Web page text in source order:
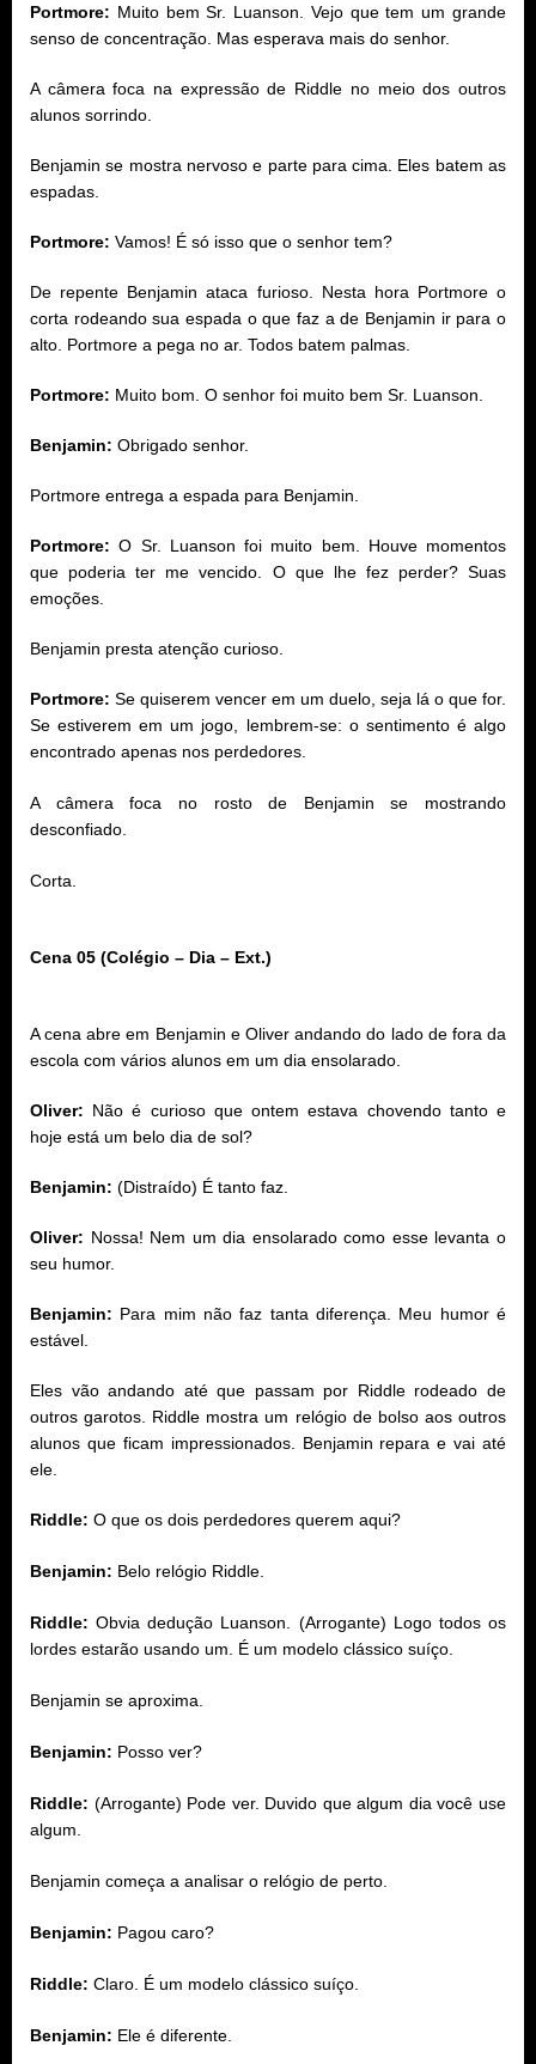
Portmore: Muito bem Sr. Luanson. Vejo que tem um grande
senso de concentração. Mas esperava mais do senhor.
A câmera foca na expressão de Riddle no meio dos outros
alunos sorrindo.
Benjamin se mostra nervoso e parte para cima. Eles batem as
espadas.
Portmore: Vamos! É só isso que o senhor tem?
De repente Benjamin ataca furioso. Nesta hora Portmore o
corta rodeando sua espada o que faz a de Benjamin ir para o
alto. Portmore a pega no ar. Todos batem palmas.
Portmore: Muito bom. O senhor foi muito bem Sr. Luanson.
Benjamin: Obrigado senhor.
Portmore entrega a espada para Benjamin.
Portmore: O Sr. Luanson foi muito bem. Houve momentos
que poderia ter me vencido. O que lhe fez perder? Suas
emoções.
Benjamin presta atenção curioso.
Portmore: Se quiserem vencer em um duelo, seja lá o que for.
Se estiverem em um jogo, lembrem-se: o sentimento é algo
encontrado apenas nos perdedores.
A câmera foca no rosto de Benjamin se mostrando
desconfiado.
Corta.
Cena 05 (Colégio – Dia – Ext.)
A cena abre em Benjamin e Oliver andando do lado de fora da
escola com vários alunos em um dia ensolarado.
Oliver: Não é curioso que ontem estava chovendo tanto e
hoje está um belo dia de sol?
Benjamin: (Distraído) É tanto faz.
Oliver: Nossa! Nem um dia ensolarado como esse levanta o
seu humor.
Benjamin: Para mim não faz tanta diferença. Meu humor é
estável.
Eles vão andando até que passam por Riddle rodeado de
outros garotos. Riddle mostra um relógio de bolso aos outros
alunos que ficam impressionados. Benjamin repara e vai até
ele.
Riddle: O que os dois perdedores querem aqui?
Benjamin: Belo relógio Riddle.
Riddle: Obvia dedução Luanson. (Arrogante) Logo todos os
lordes estarão usando um. É um modelo clássico suíço.
Benjamin se aproxima.
Benjamin: Posso ver?
Riddle: (Arrogante) Pode ver. Duvido que algum dia você use
algum.
Benjamin começa a analisar o relógio de perto.
Benjamin: Pagou caro?
Riddle: Claro. É um modelo clássico suíço.
Benjamin: Ele é diferente.